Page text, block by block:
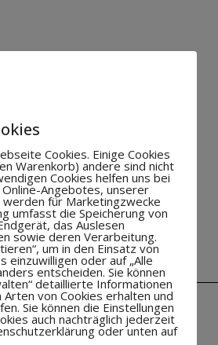
Cookies. Einige Cookies
Warenkorb) andere sind nicht
Cookies helfen uns bei
Angebotes, unserer
für Marketingzwecke
umfasst die Speicherung von
das Auslesen
sowie deren Verarbeitung.
um in den Einsatz von
einzuwilligen oder auf „Alle
entscheiden. Sie können
detaillierte Informationen
von Cookies erhalten und
Sie können die Einstellungen
auch nachträglich jederzeit
oder unten auf